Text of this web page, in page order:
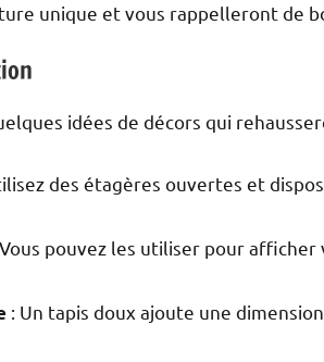
unique et vous rappelleront de
idées de décors qui
des étagères ouvertes et
pouvez les utiliser pour
: Un tapis doux ajoute une